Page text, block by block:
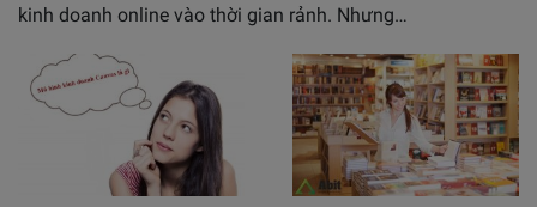
kinh doanh online vào thời gian rảnh. Nhưng…